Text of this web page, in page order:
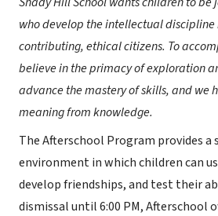
who develop the intellectual discipline
contributing, ethical citizens. To
believe in the primacy of exploration
advance the mastery of skills, and we
meaning from knowledge.
The Afterschool Program provides
environment in which children can
develop friendships, and test their
dismissal until 6:00 PM, Afterschool